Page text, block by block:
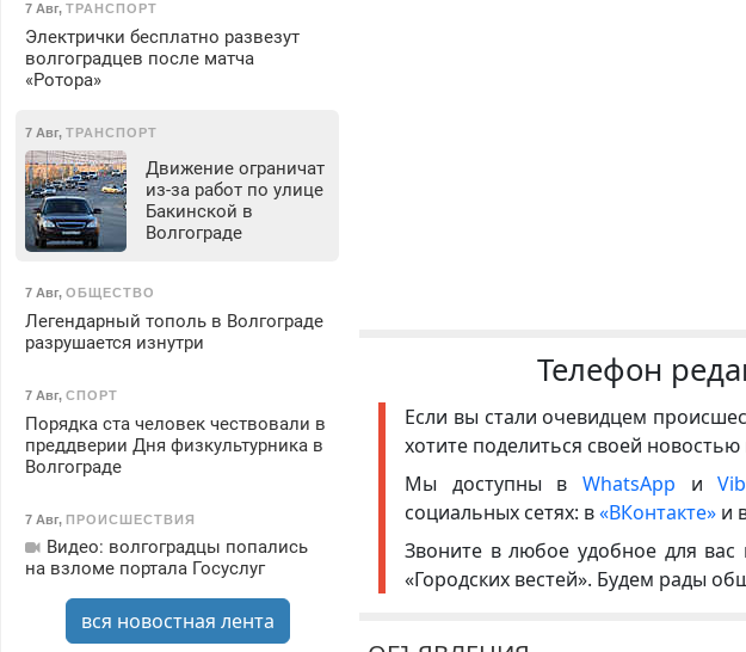
Телефон
Если вы стали очевидцем
хотите поделиться своей
Мы доступны в WhatsApp и
социальных сетях: в«ВКонтакте» и
Звоните в любое удобное для
«Городских вестей». Будем рады
7 Авг, ТРАНСПОРТ
Электрички бесплатно развезут
волгоградцев после матча
«Ротора»
7 Авг, ТРАНСПОРТ
Движение ограничат
из-за работ по улице
Бакинской в
Волгограде
7 Авг, ОБЩЕСТВО
Легендарный тополь в Волгограде
разрушается изнутри
7 Авг, СПОРТ
Порядка ста человек чествовали в
преддверии Дня физкультурника в
Волгограде
7 Авг, ПРОИСШЕСТВИЯ
Видео: волгоградцы попались
на взломе портала Госуслуг
вся новостная лента